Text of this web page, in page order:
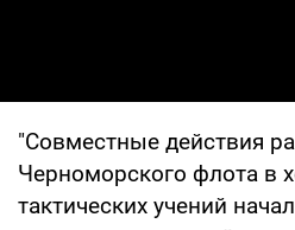
"Совместные действия
Черноморского флота в
тактических учений